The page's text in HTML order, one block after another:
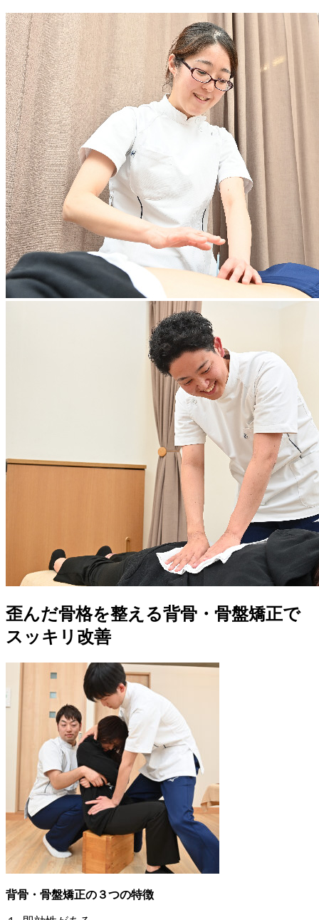
歪んだ骨格を整える背骨・骨盤矯正で
スッキリ改善
背骨・骨盤矯正の３つの特徴